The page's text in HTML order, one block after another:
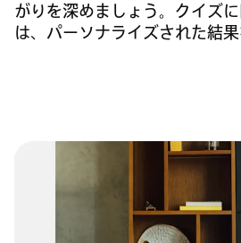
がりを深めましょう。クイズ
は、パーソナライズされた結果